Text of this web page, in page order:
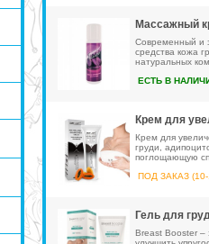
Массажный
Современный и
средства кожа
натуральных
ЕСТЬ В
Крем для
Крем для
груди,
поглощающую
ПОД ЗАКАЗ (10-
Гель для
Breast Booster –